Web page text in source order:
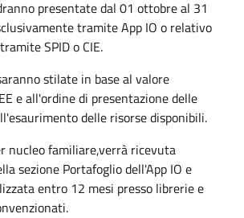
presentate dal 01 ottobre al 31
tramite App IO o relativo
SPID o CIE.
stilate in base al valore
e all'ordine di presentazione delle
delle risorse disponibili.
nucleo familiare,verrà ricevuta
sezione Portafoglio dell'App IO e
entro 12 mesi presso librerie e